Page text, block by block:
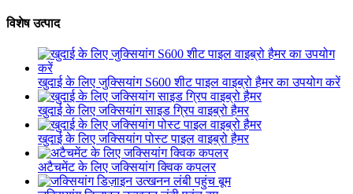
विशेष उत्पाद
खुदाई के लिए जुक्सियांग S600 शीट पाइल वाइब्रो हैमर का उपयोग करें
खुदाई के लिए जक्सियांग साइड ग्रिप वाइब्रो हैमर
खुदाई के लिए जक्सियांग पोस्ट पाइल वाइब्रो हैमर
अटैचमेंट के लिए जक्सियांग क्विक कपलर